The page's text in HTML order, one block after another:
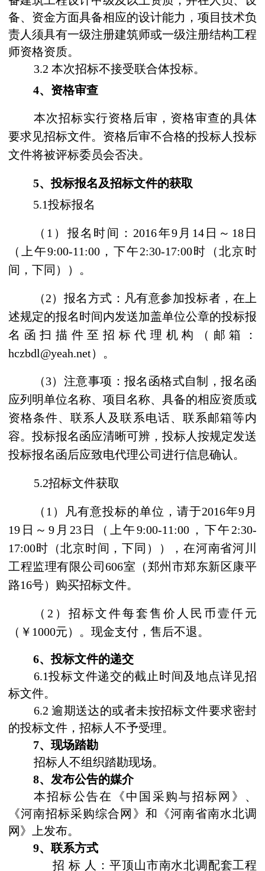
备、资金方面具备相应的设计能力，项目技术负
责人须具有一级注册建筑师或一级注册结构工程
师资格资质。
3.2 本次招标不接受联合体投标。
4、资格审查
本次招标实行资格后审，资格审查的具体
要求见招标文件。资格后审不合格的投标人投标
文件将被评标委员会否决。
5、投标报名及招标文件的获取
5.1投标报名
（ 1 ）报名时间： 2016年9 月 14日～ 18日
（上午9:00-11:00，下午2:30-17:00时（北京时
间，下同））。
（2）报名方式：凡有意参加投标者，在上
述规定的报名时间内发送加盖单位公章的投标报
名函扫描件至招标代理机构（邮箱：
hczbdl@yeah.net）。
（3）注意事项：报名函格式自制，报名函
应列明单位名称、项目名称、具备的相应资质或
资格条件、联系人及联系电话、联系邮箱等内
容。投标报名函应清晰可辨，投标人按规定发送
投标报名函后应致电代理公司进行信息确认。
5.2招标文件获取
（ 1 ）凡有意投标的单位，请于2016年9 月
19 日～9 月 23日（上午9:00-11:00 ，下午2:30-
17:00时（北京时间，下同）），在河南省河川
工程监理有限公司606室（郑州市郑东新区康平
路16号）购买招标文件。
（ 2 ）招标文件每套售价人民币壹仟元
（￥ 1000元）。现金支付，售后不退。
6、投标文件的递交
6.1投标文件递交的截止时间及地点详见招
标文件。
6.2逾期送达的或者未按招标文件要求密封
的投标文件，招标人不予受理。
7、现场踏勘
招标人不组织踏勘现场。
8、发布公告的媒介
本招标公告在《中国采购与招标网》、
《河南招标采购综合网》和《河南省南水北调
网》上发布。
9、 联系方式
招 标 人：平顶山市南水北调配套工程